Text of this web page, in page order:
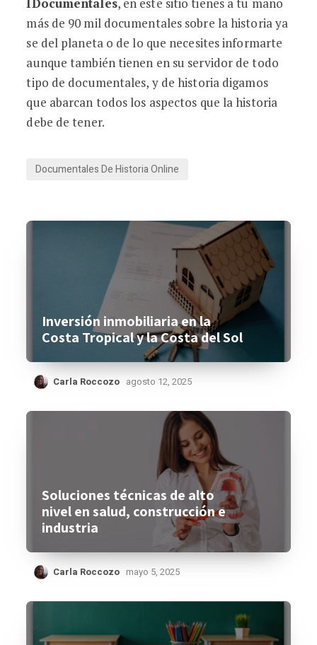
más de 90 mil documentales sobre la historia ya
se del planeta o de lo que necesites informarte
aunque también tienen en su servidor de todo
tipo de documentales, y de historia digamos
que abarcan todos los aspectos que la historia
debe de tener.
Documentales De Historia Online
Inversión inmobiliaria en la
Costa Tropical y la Costa del Sol
Carla Roccozo agosto 12, 2025
Soluciones técnicas de alto
nivel en salud, construcción e
industria
Carla Roccozo mayo 5, 2025